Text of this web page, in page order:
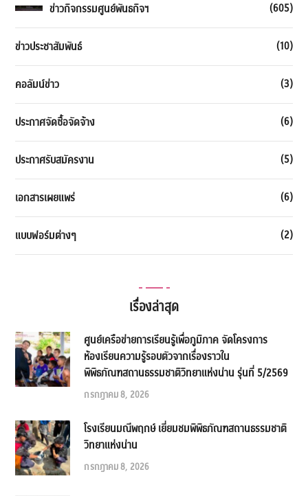
ข่าวกิจกรรมศูนย์พันธกิจฯ (605)
ข่าวประชาสัมพันธ์ (10)
คอลัมน์ข่าว (3)
ประกาศจัดซื้อจัดจ้าง (6)
ประกาศรับสมัครงาน (5)
เอกสารเผยแพร่ (6)
แบบฟอร์มต่างๆ (2)
เรื่องล่าสุด
ศูนย์เครือข่ายการเรียนรู้เพื่อภูมิภาค จัดโครงการ
ห้องเรียนความรู้รอบตัวจากเรื่องราวใน
พิพิธภัณฑสถานธรรมชาติวิทยาแห่งน่าน รุ่นที่ 5/2569
กรกฎาคม 8, 2026
โรงเรียนมณีพฤกษ์ เยี่ยมชมพิพิธภัณฑสถานธรรมชาติ
วิทยาแห่งน่าน
กรกฎาคม 8, 2026